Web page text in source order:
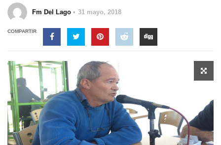
Fm Del Lago 31 mayo, 2018
COMPARTIR